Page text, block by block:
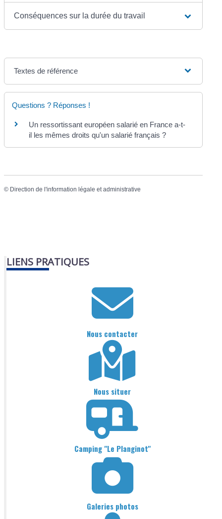
Conséquences sur la durée du travail
Textes de référence
Questions ? Réponses !
Un ressortissant européen salarié en France a-t-
il les mêmes droits qu'un salarié français ?
© Direction de l'information légale et administrative
LIENS PRATIQUES
Nous contacter
Nous situer
Camping "Le Planginot"
Galeries photos